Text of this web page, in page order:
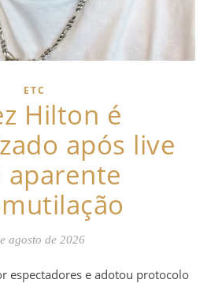
ETC
Hilton é
após live
aparente
agosto de 2026